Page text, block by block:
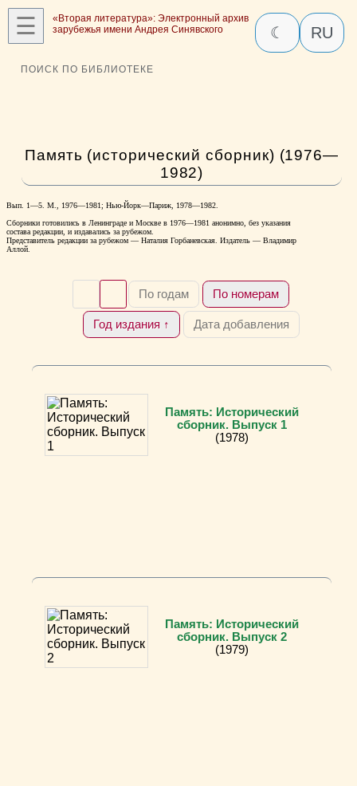
☰
«Вторая литература»: Электронный архив
зарубежья имени Андрея Синявского
☾ RU
ПОИСК ПО БИБЛИОТЕКЕ
Память (исторический сборник) (1976—
1982)
Вып. 1—5. М., 1976—1981; Нью-Йорк—Париж, 1978—1982.
Сборники готовились в Ленинграде и Москве в 1976—1981 анонимно, без указания
состава редакции, и издавались за рубежом.
Представитель редакции за рубежом — Наталия Горбаневская. Издатель — Владимир
Аллой.
По годам По номерам
Год издания ↑ Дата добавления
Память: Исторический
сборник. Выпуск 1
(1978)
Память: Исторический
сборник. Выпуск 2
(1979)